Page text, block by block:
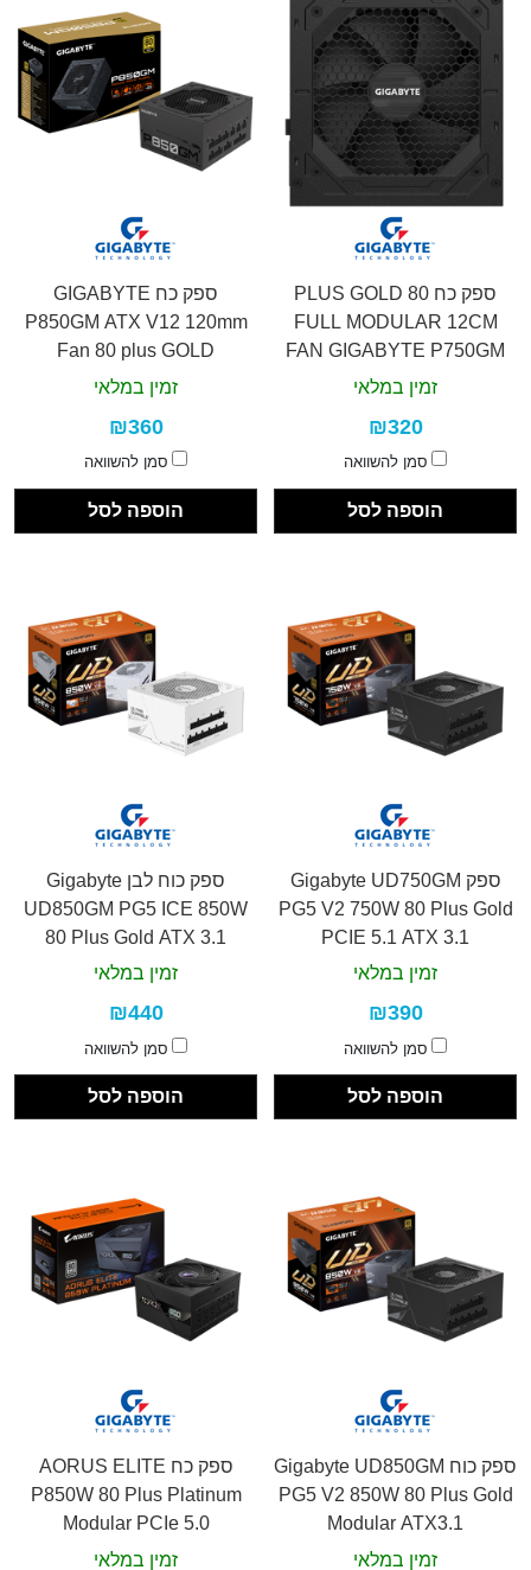
ספק כח 80 PLUS GOLD
FULL MODULAR 12CM
FAN GIGABYTE P750GM
ATX
זמין במלאי
₪320
סמן להשוואה
הוספה לסל
ספק כח GIGABYTE
P850GM ATX V12 120mm
Fan 80 plus GOLD
זמין במלאי
₪360
סמן להשוואה
הוספה לסל
ספק Gigabyte UD750GM
PG5 V2 750W 80 Plus Gold
PCIE 5.1 ATX 3.1
זמין במלאי
₪390
סמן להשוואה
הוספה לסל
ספק כוח לבן Gigabyte
UD850GM PG5 ICE 850W
80 Plus Gold ATX 3.1
זמין במלאי
₪440
סמן להשוואה
הוספה לסל
ספק כוח Gigabyte UD850GM
PG5 V2 850W 80 Plus Gold
Modular ATX3.1
זמין במלאי
ספק כח AORUS ELITE
P850W 80 Plus Platinum
Modular PCIe 5.0
זמין במלאי